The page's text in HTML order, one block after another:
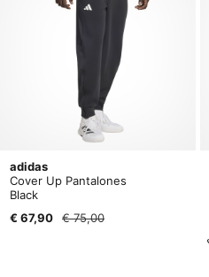
adidas
Cover Up Pantalones
Black
€ 67,90
€ 75,00